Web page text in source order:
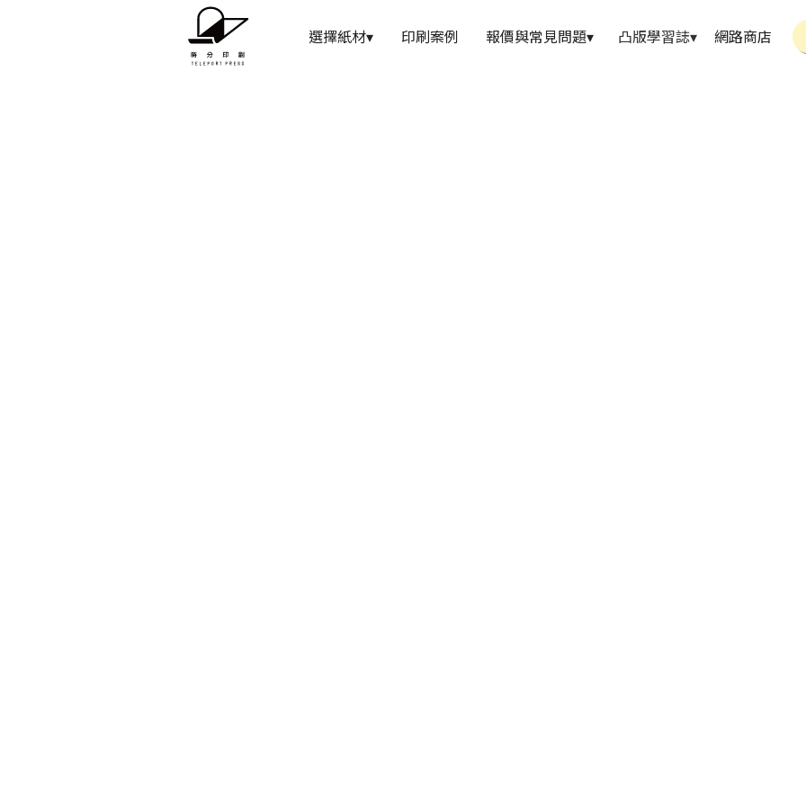
選擇紙材▾ 印刷案例 報價與常見問題▾ 凸版學習誌▾ 網路商店